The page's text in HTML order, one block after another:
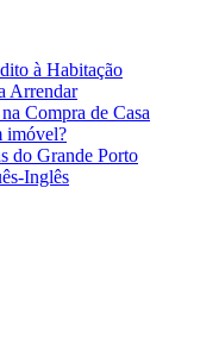
à Habitação
Arrendar
Compra de Casa
imóvel?
do Grande Porto
Inglês